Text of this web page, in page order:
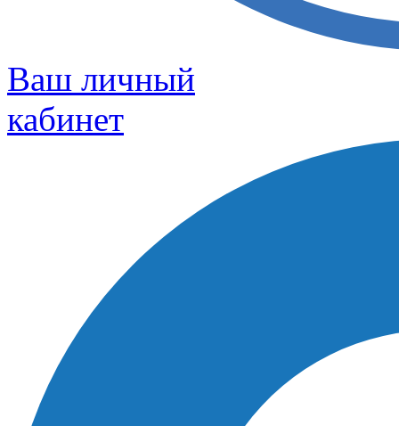
Ваш личный
кабинет